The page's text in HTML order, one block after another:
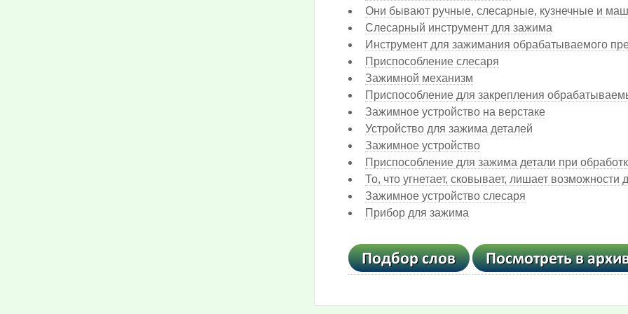
Они бывают ручные, слесарные, кузнечные и
Слесарный инструмент для зажима
Инструмент для зажимания обрабатываемого
Приспособление слесаря
Зажимной механизм
Приспособление для закрепления
Зажимное устройство на верстаке
Устройство для зажима деталей
Зажимное устройство
Приспособление для зажима детали при
То, что угнетает, сковывает, лишает возможности
Зажимное устройство слесаря
Прибор для зажима